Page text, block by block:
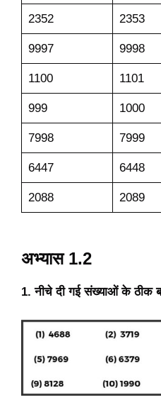
2352 2353
9997 9998
1100 1101
999 1000
7998 7999
6447 6448
2088 2089
अभ्यास 1.2
1. नीचे दी गई संख्याओं के ठीक